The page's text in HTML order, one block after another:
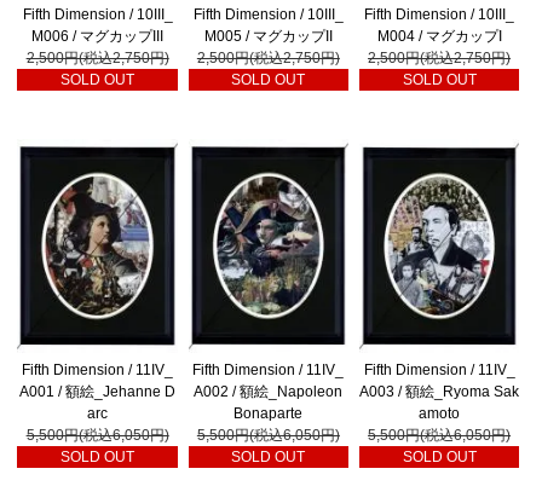
Fifth Dimension / 10III_
M006 / マグカップIII
2,500円(税込2,750円)
SOLD OUT
Fifth Dimension / 10III_
M005 / マグカップII
2,500円(税込2,750円)
SOLD OUT
Fifth Dimension / 10III_
M004 / マグカップI
2,500円(税込2,750円)
SOLD OUT
Fifth Dimension / 11IV_
A001 / 額絵_Jehanne D
arc
5,500円(税込6,050円)
SOLD OUT
Fifth Dimension / 11IV_
A002 / 額絵_Napoleon
Bonaparte
5,500円(税込6,050円)
SOLD OUT
Fifth Dimension / 11IV_
A003 / 額絵_Ryoma Sak
amoto
5,500円(税込6,050円)
SOLD OUT